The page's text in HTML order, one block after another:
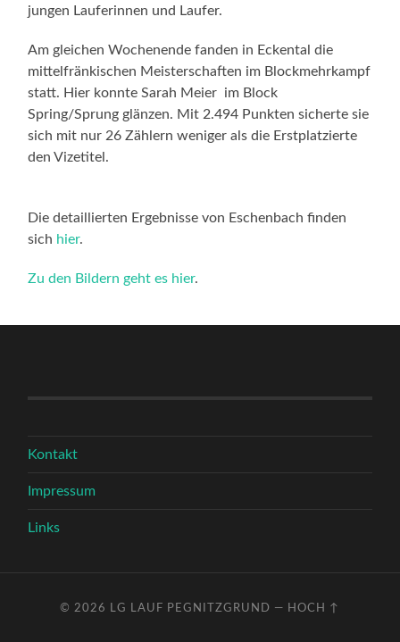
jungen Lauferinnen und Laufer.
Am gleichen Wochenende fanden in Eckental die
mittelfränkischen Meisterschaften im Blockmehrkampf
statt. Hier konnte Sarah Meier im Block
Spring/Sprung glänzen. Mit 2.494 Punkten sicherte sie
sich mit nur 26 Zählern weniger als die Erstplatzierte
den Vizetitel.
Die detaillierten Ergebnisse von Eschenbach finden
sich hier.
Zu den Bildern geht es hier.
Kontakt
Impressum
Links
© 2026 LG LAUF PEGNITZGRUND — HOCH ↑